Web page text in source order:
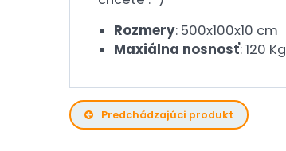
Rozmery: 500x100x10 cm
Maxiálna nosnosť: 120 Kg
Predchádzajúci produkt